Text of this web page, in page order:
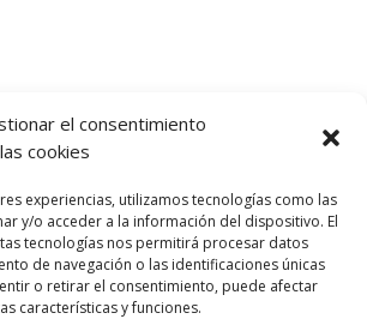
el consentimiento
cookies
experiencias, utilizamos tecnologías como las
y/o acceder a la información del dispositivo. El
tecnologías nos permitirá procesar datos
de navegación o las identificaciones únicas
o retirar el consentimiento, puede afectar
características y funciones.